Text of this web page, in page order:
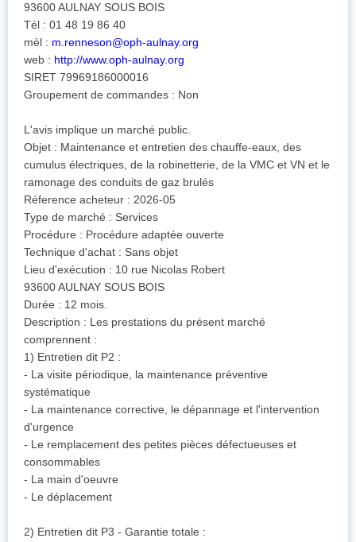
93600 AULNAY SOUS BOIS
Tél : 01 48 19 86 40
mèl : m.renneson@oph-aulnay.org
web : http://www.oph-aulnay.org
SIRET 79969186000016
Groupement de commandes : Non
L'avis implique un marché public.
Objet : Maintenance et entretien des chauffe-eaux, des
cumulus électriques, de la robinetterie, de la VMC et VN et le
ramonage des conduits de gaz brulés
Réference acheteur : 2026-05
Type de marché : Services
Procédure : Procédure adaptée ouverte
Technique d'achat : Sans objet
Lieu d'exécution : 10 rue Nicolas Robert
93600 AULNAY SOUS BOIS
Durée : 12 mois.
Description : Les prestations du présent marché
comprennent :
1) Entretien dit P2 :
- La visite périodique, la maintenance préventive
systématique
- La maintenance corrective, le dépannage et l'intervention
d'urgence
- Le remplacement des petites pièces défectueuses et
consommables
- La main d'oeuvre
- Le déplacement
2) Entretien dit P3 - Garantie totale :